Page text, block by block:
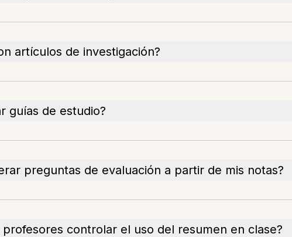
artículos de investigación?
guías de estudio?
preguntas de evaluación a partir de mis notas?
profesores controlar el uso del resumen en clase?